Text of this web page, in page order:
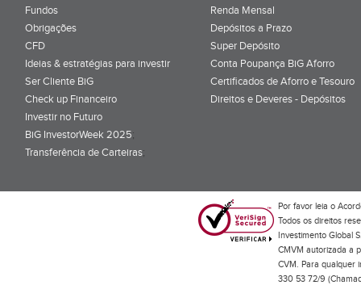
Fundos
Obrigações
CFD
Ideias & estratégias para investir
Ser Cliente BiG
Check up Financeiro
Investir no Futuro
BiG InvestorWeek 2025;
Transferência de Carteiras;
Renda Mensal
Depósitos a Prazo
Super Depósito
Conta Poupança BiG Aforro
Certificados de Aforro e Tesouro
Direitos e Deveres - Depósitos
Por favor leia o
Todos os direitos
Investimento Global
CMVM autorizada a
CVM. Para qualquer
330 53 72/9